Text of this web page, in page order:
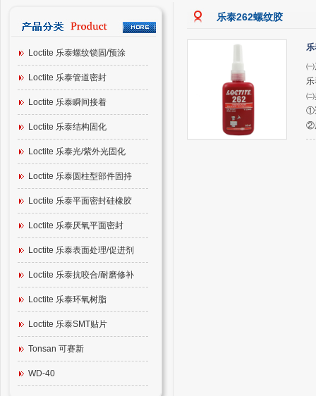
Loctite 乐泰螺纹锁固/预涂
Loctite 乐泰管道密封
Loctite 乐泰瞬间接着
Loctite 乐泰结构固化
Loctite 乐泰光/紫外光固化
Loctite 乐泰圆柱型部件固持
Loctite 乐泰平面密封硅橡胶
Loctite 乐泰厌氧平面密封
Loctite 乐泰表面处理/促进剂
Loctite 乐泰抗咬合/耐磨修补
Loctite 乐泰环氧树脂
Loctite 乐泰SMT贴片
Tonsan 可赛新
WD-40
乐泰262螺纹胶
①
②